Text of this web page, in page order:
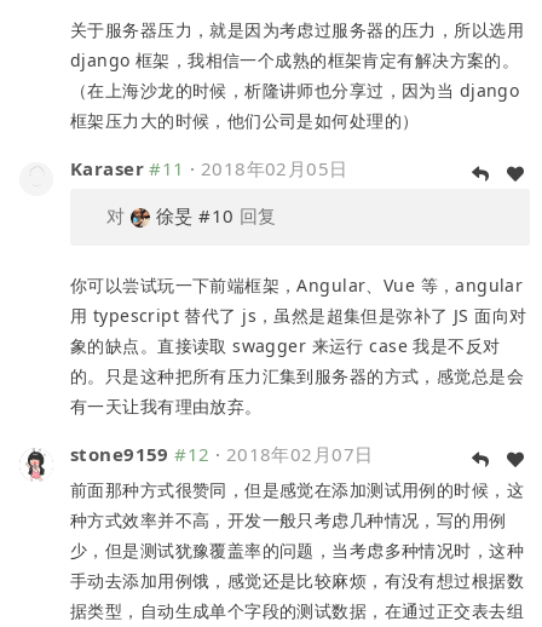
关于服务器压力，就是因为考虑过服务器的压力，所以选用
django 框架，我相信一个成熟的框架肯定有解决方案的。
（在上海沙龙的时候，析隆讲师也分享过，因为当 django
框架压力大的时候，他们公司是如何处理的）
Karaser #11 · 2018年02月05日
对
徐旻 #10 回复
你可以尝试玩一下前端框架，Angular、Vue 等，angular
用 typescript 替代了 js，虽然是超集但是弥补了 JS 面向对
象的缺点。直接读取 swagger 来运行 case 我是不反对
的。只是这种把所有压力汇集到服务器的方式，感觉总是会
有一天让我有理由放弃。
stone9159 #12 · 2018年02月07日
前面那种方式很赞同，但是感觉在添加测试用例的时候，这
种方式效率并不高，开发一般只考虑几种情况，写的用例
少，但是测试犹豫覆盖率的问题，当考虑多种情况时，这种
手动去添加用例饿，感觉还是比较麻烦，有没有想过根据数
据类型，自动生成单个字段的测试数据，在通过正交表去组